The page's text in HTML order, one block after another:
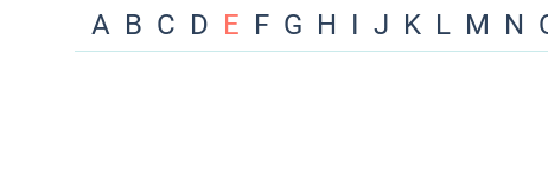
A B C D E F G H I J K L M N